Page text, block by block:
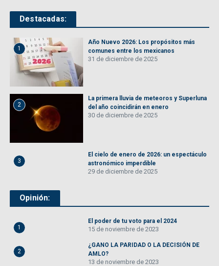
Destacadas:
1
Año Nuevo 2026: Los propósitos más
comunes entre los mexicanos
31 de diciembre de 2025
2
La primera lluvia de meteoros y Superluna
del año coincidirán en enero
30 de diciembre de 2025
3
El cielo de enero de 2026: un espectáculo
astronómico imperdible
29 de diciembre de 2025
Opinión:
1
El poder de tu voto para el 2024
15 de noviembre de 2023
2
¿GANO LA PARIDAD O LA DECISIÓN DE
AMLO?
13 de noviembre de 2023